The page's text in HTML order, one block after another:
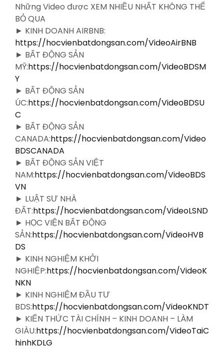
Những Video được XEM NHIỀU NHẤT KHÔNG THỂ
BỎ QUA
► KINH DOANH AIRBNB:
https://hocvienbatdongsan.com/VideoAirBNB
► BẤT ĐỘNG SẢN
MỸ:https://hocvienbatdongsan.com/VideoBDSM
Y
► BẤT ĐỘNG SẢN
ÚC:https://hocvienbatdongsan.com/VideoBDSU
C
► BẤT ĐỘNG SẢN
CANADA:https://hocvienbatdongsan.com/Video
BDSCANADA
► BẤT ĐỘNG SẢN VIỆT
NAM:https://hocvienbatdongsan.com/VideoBDS
VN
► LUẬT SƯ NHÀ
ĐẤT:https://hocvienbatdongsan.com/VideoLSND
► HỌC VIỆN BẤT ĐỘNG
SẢN:https://hocvienbatdongsan.com/VideoHVB
DS
► KINH NGHIỆM KHỞI
NGHIỆP:https://hocvienbatdongsan.com/VideoK
NKN
► KINH NGHIỆM ĐẦU TƯ
BDS:https://hocvienbatdongsan.com/VideoKNDT
► KIẾN THỨC TÀI CHÍNH – KINH DOANH – LÀM
GIÀU:https://hocvienbatdongsan.com/VideoTaiC
hinhKDLG